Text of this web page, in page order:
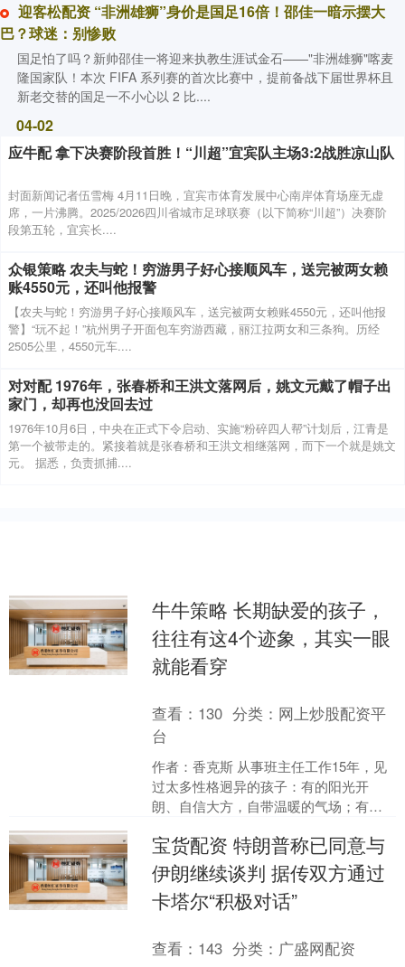
迎客松配资 “非洲雄狮”身价是国足16倍！邵佳一暗示摆大
巴？球迷：别惨败
国足怕了吗？新帅邵佳一将迎来执教生涯试金石——"非洲雄狮"喀麦
隆国家队！本次 FIFA 系列赛的首次比赛中，提前备战下届世界杯且
新老交替的国足一不小心以 2 比....
04-02
应牛配 拿下决赛阶段首胜！“川超”宜宾队主场3:2战胜凉山队
封面新闻记者伍雪梅 4月11日晚，宜宾市体育发展中心南岸体育场座无虚
席，一片沸腾。2025/2026四川省城市足球联赛（以下简称“川超”）决赛阶
段第五轮，宜宾长....
众银策略 农夫与蛇！穷游男子好心接顺风车，送完被两女赖
账4550元，还叫他报警
【农夫与蛇！穷游男子好心接顺风车，送完被两女赖账4550元，还叫他报
警】“玩不起！”杭州男子开面包车穷游西藏，丽江拉两女和三条狗。历经
2505公里，4550元车....
对对配 1976年，张春桥和王洪文落网后，姚文元戴了帽子出
家门，却再也没回去过
1976年10月6日，中央在正式下令启动、实施“粉碎四人帮”计划后，江青是
第一个被带走的。紧接着就是张春桥和王洪文相继落网，而下一个就是姚文
元。 据悉，负责抓捕....
牛牛策略 长期缺爱的孩子，
往往有这4个迹象，其实一眼
就能看穿
查看： 130 分类： 网上炒股配资平
台
作者：香克斯 从事班主任工作15年，见
过太多性格迥异的孩子：有的阳光开
朗、自信大方，自带温暖的气场；有的
与不安。 看多了才明白....
宝货配资 特朗普称已同意与
伊朗继续谈判 据传双方通过
卡塔尔“积极对话”
查看： 143 分类： 广盛网配资